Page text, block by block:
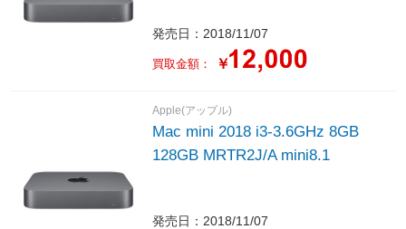
発売日：2018/11/07
買取金額： ￥
Apple(アップル)
Mac mini 2018 i3-3.6GHz 8GB
128GB MRTR2J/A mini8.1
発売日：2018/11/07